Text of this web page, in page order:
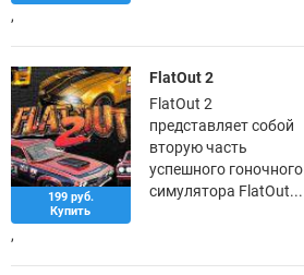
,
199 руб.
Купить
,
FlatOut 2
FlatOut 2
представляет собой
вторую часть
успешного гоночного
симулятора FlatOut...